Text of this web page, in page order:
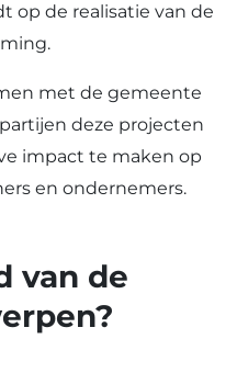
op de realisatie van de
met de gemeente
deze projecten
impact te maken op
en ondernemers.
van de